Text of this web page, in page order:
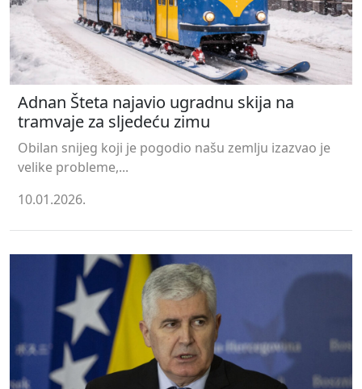
Adnan Šteta najavio ugradnu skija na
tramvaje za sljedeću zimu
Obilan snijeg koji je pogodio našu zemlju izazvao je
velike probleme,...
10.01.2026.